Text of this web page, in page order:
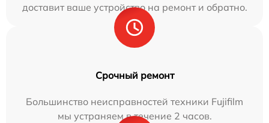
доставит ваше устройство на ремонт и обратно.
Срочный ремонт
Большинство неисправностей техники Fujifilm
мы устраняем в течение 2 часов.